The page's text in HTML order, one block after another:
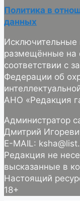
Политика в
данных
Исключительные
размещённые на
соответствии с
Федерации об
АНО «Редакция
Администратор
Дмитрий
E-MAIL:
Редакция не
высказанные в
Настоящий
18+